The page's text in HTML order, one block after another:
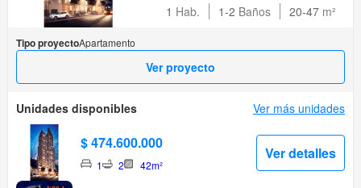
1 Hab. 1-2 Baños 20-47 m²
Tipo proyectoApartamento
Ver proyecto
Unidades disponibles Ver más unidades
$ 474.600.000
1 2 42m²
Ver detalles